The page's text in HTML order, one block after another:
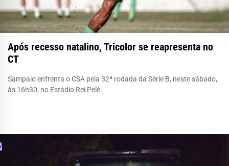
Após recesso natalino, Tricolor se reapresenta no
CT
Sampaio enfrenta o CSA pela 32ª rodada da Série B, neste sábado,
às 16h30, no Estádio Rei Pelé